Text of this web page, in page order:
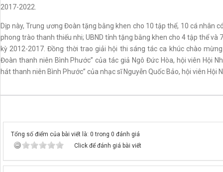
2017-2022.
Dịp này, Trung ương Đoàn tặng bằng khen cho 10 tập thể, 10 cá nhân
phong trào thanh thiếu nhi; UBND tỉnh tặng bằng khen cho 4 tập thể
kỳ 2012-2017. Đồng thời trao giải hội thi sáng tác ca khúc chào
Đoàn thanh niên Bình Phước” của tác giả Ngô Đức Hòa, hội viên Hội
hát thanh niên Bình Phước” của nhạc sĩ Nguyễn Quốc Bảo, hội viên Hội
Tổng số điểm của bài viết là: 0 trong 0 đánh giá
Click để đánh giá bài viết